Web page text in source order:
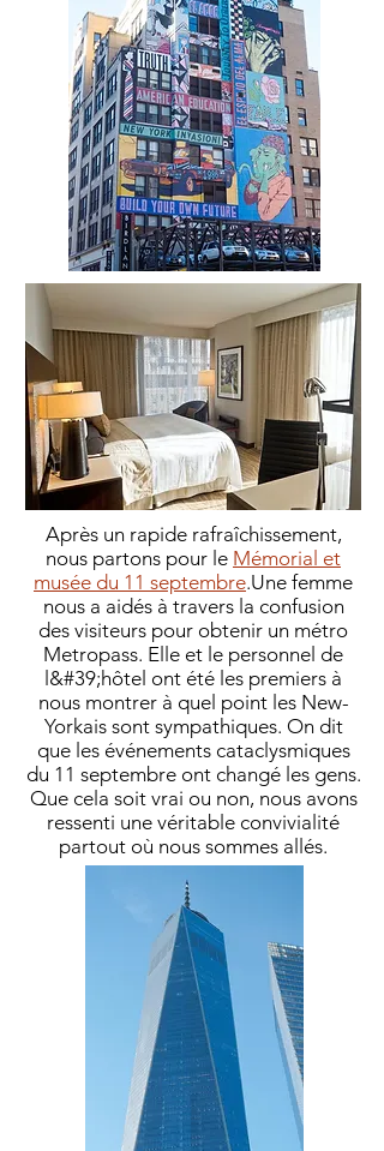
Après un rapide rafraîchissement,
nous partons pour le Mémorial et
musée du 11 septembre.Une femme
nous a aidés à travers la confusion
des visiteurs pour obtenir un métro
Metropass. Elle et le personnel de
l&#39;hôtel ont été les premiers à
nous montrer à quel point les New-
Yorkais sont sympathiques. On dit
que les événements cataclysmiques
du 11 septembre ont changé les gens.
Que cela soit vrai ou non, nous avons
ressenti une véritable convivialité
partout où nous sommes allés.